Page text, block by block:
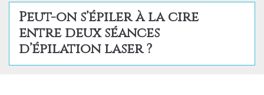
Peut-on s’épiler à la cire
entre deux séances
d’épilation laser ?